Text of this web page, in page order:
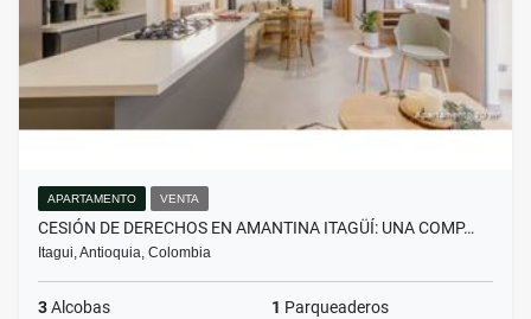
APARTAMENTO VENTA
CESIÓN DE DERECHOS EN AMANTINA ITAGÜÍ: UNA COMP…
Itagui, Antioquia, Colombia
3Alcobas 1 Parqueaderos